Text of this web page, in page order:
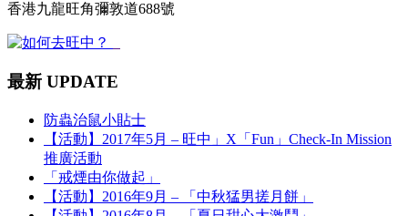
香港九龍旺角彌敦道688號
最新 UPDATE
防蟲治鼠小貼士
【活動】2017年5月 – 旺中」X「Fun」Check-In Mission
推廣活動
「戒煙由你做起」
【活動】2016年9月 – 「中秋猛男搓月餅」